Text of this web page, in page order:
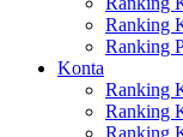
Ranking
Ranking
Konta
Ranking
Ranking
Ranking